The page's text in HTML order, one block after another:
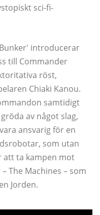
sci-fi-
introducerar
till Commander
röst,
Chiaki Kanou.
samtidigt
av något slag,
ansvarig för en
som utan
att ta kampen mot
The Machines – som
Jorden.